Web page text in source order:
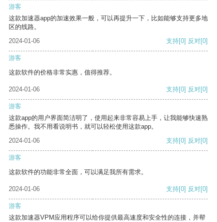
游客
这款加速器app的加速效果一般，可以再提升一下，比如能够支持更多地
区的线路。
2024-01-06
支持[0] 反对[0]
游客
这款软件的价格非常实惠，值得推荐。
2024-01-06 支持[0] 反对[0]
游客
这款app的用户界面简洁明了，使用起来非常容易上手，让我能够快速熟
悉操作。我不用看说明书，就可以轻松使用这款app。
2024-01-06
支持[0] 反对[0]
游客
这款软件的功能非常全面，可以满足我所有需求。
2024-01-06 支持[0] 反对[0]
游客
这款加速器VPM应用程序可以给你提供最高速度和安全性的连接，并帮